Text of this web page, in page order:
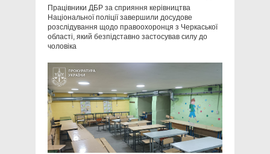
Працівники ДБР за сприяння керівництва
Національної поліції завершили досудове
розслідування щодо правоохоронця з Черкаської
області, який безпідставно застосував силу до
чоловіка